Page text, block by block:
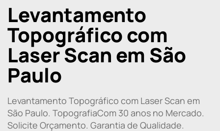
Levantamento
Topográfico com
Laser Scan em São
Paulo
Levantamento Topográfico com Laser Scan em
São Paulo. TopografiaCom 30 anos no Mercado.
Solicite Orçamento. Garantia de Qualidade.